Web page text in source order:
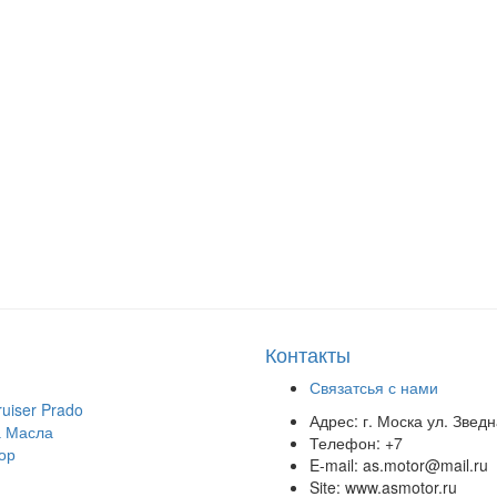
Prado
Масла
Контакты
Связатсья с нами
Адрес: г. Моска ул.
Телефон: +7
E-mail: as.motor@mail.ru
Site: www.asmotor.ru